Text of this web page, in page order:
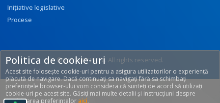
Inițiative legislative
Procese
© 2017 UEFISCDI. All rights reserved.
[T: 0.2832, O: 92]
Politica de cookie-uri
Acest site folosește cookie-uri pentru a asigura utilizatorilor o experiență
plăcută de navigare. Dacă continuați sa navigați fără sa schimbați
preferințele browser-ului vom considera că sunteți de acord să utilizați
cookie-uri pe acest site. Găsiți mai multe detalii și instrucțiuni despre
modificarea preferințelor aici.